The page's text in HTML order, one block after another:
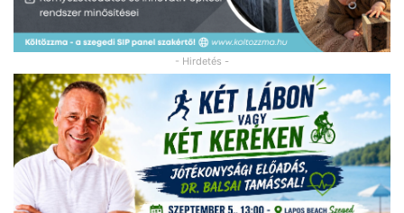
- Hirdetés -